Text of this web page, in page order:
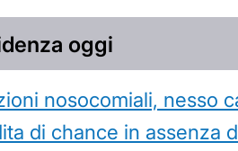
oggi
nosocomiali, nesso
di chance in assenza